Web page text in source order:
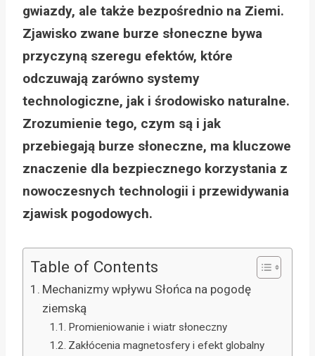
gwiazdy, ale także bezpośrednio na Ziemi.
Zjawisko zwane burze słoneczne bywa
przyczyną szeregu efektów, które
odczuwają zarówno systemy
technologiczne, jak i środowisko naturalne.
Zrozumienie tego, czym są i jak
przebiegają burze słoneczne, ma kluczowe
znaczenie dla bezpiecznego korzystania z
nowoczesnych technologii i przewidywania
zjawisk pogodowych.
Table of Contents
Mechanizmy wpływu Słońca na pogodę
ziemską
Promieniowanie i wiatr słoneczny
Zakłócenia magnetosfery i efekt globalny